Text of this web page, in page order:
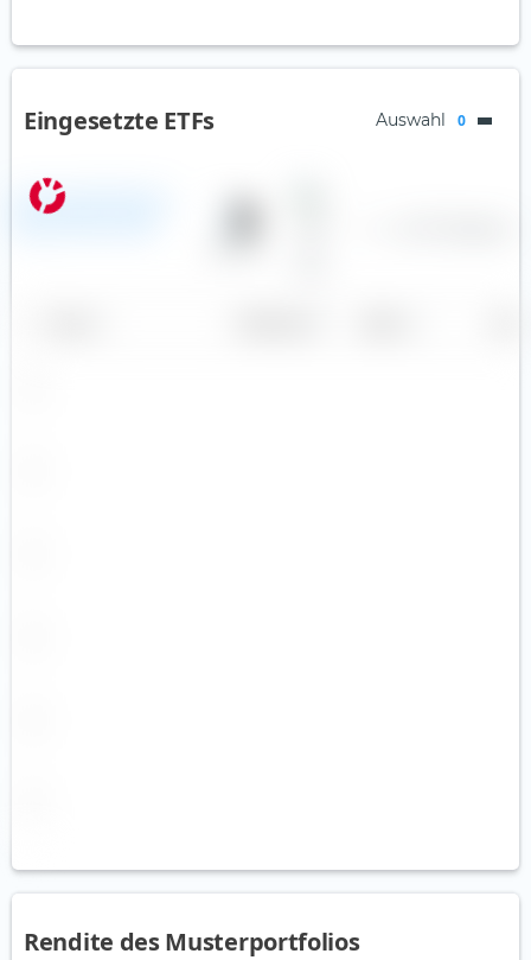
Eingesetzte ETFs Auswahl 0
State Street SPDR MSCI All
Country World Investable
Rendite des Musterportfolios